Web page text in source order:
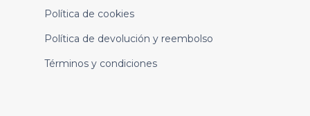
Política de cookies
Política de devolución y reembolso
Términos y condiciones